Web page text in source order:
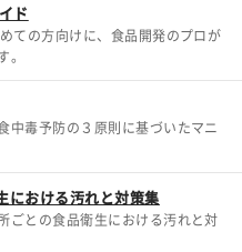
ド
ての方向けに、食品開発のプロが
中毒予防の３原則に基づいたマニ
における汚れと対策集
ごとの食品衛生における汚れと対